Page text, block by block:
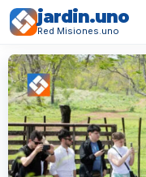
jardin.uno
Red Misiones.uno